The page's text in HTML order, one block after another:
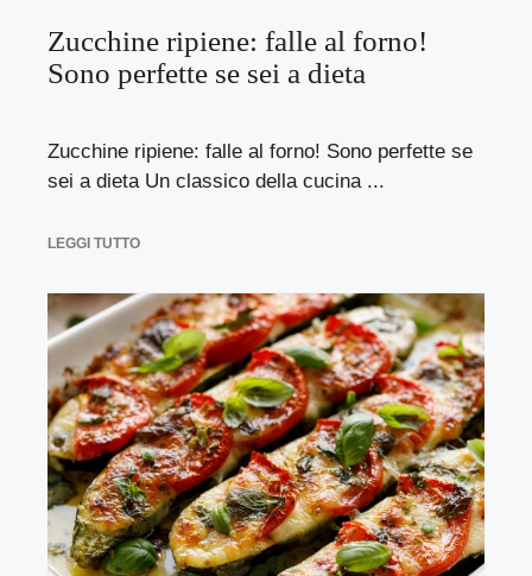
Zucchine ripiene: falle al forno!
Sono perfette se sei a dieta
Zucchine ripiene: falle al forno! Sono perfette se
sei a dieta Un classico della cucina ...
LEGGI TUTTO